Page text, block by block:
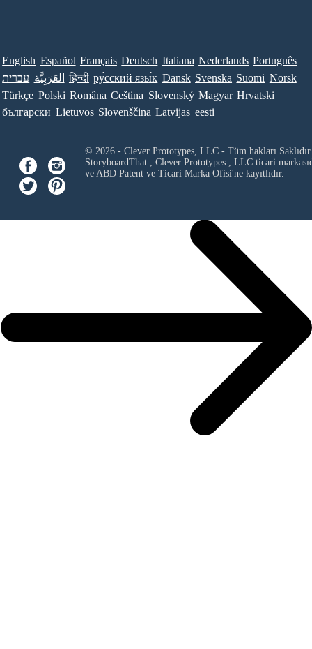
English Español Français Deutsch Italiana Nederlands Português
עברית العَرَبِيَّة हिन्दी ру́сский язы́к Dansk Svenska Suomi Norsk
Türkçe Polski Româna Ceština Slovenský Magyar Hrvatski
български Lietuvos Slovenščina Latvijas eesti
© 2026 - Clever Prototypes, LLC - Tüm hakları Saklıdır.
StoryboardThat , Clever Prototypes , LLCticari
ve ABD Patent ve Ticari Marka Ofisi'ne kayıtlıdır.